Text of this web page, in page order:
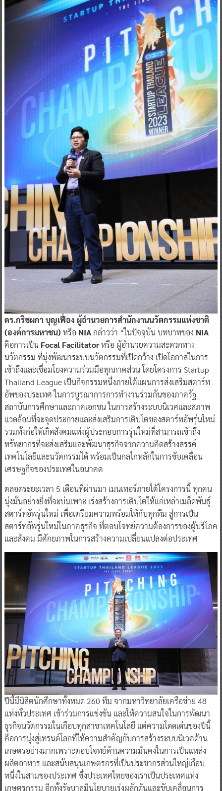
ดร.กริชผกา บุญเฟื่อง ผู้อำนวยการสำนักงานนวัตกรรมแห่งชาติ
(องค์การมหาชน) หรือ NIAกล่าวว่า “ในปัจจุบัน บทบาทของ NIA
คือการเป็น Focal Facilitatorหรือ ผู้อำนวยความสะดวกทาง
นวัตกรรม ที่มุ่งพัฒนาระบบนวัตกรรมที่เปิดกว้าง เปิดโอกาสในการ
เข้าถึงและเชื่อมโยงความร่วมมือทุกภาคส่วน โดยโครงการ Startup
Thailand League เป็นกิจกรรมหนึ่งภายใต้แผนการส่งเสริมสตาร์ท
อัพของประเทศ ในการบูรณาการการทำงานร่วมกันของภาครัฐ
สถาบันการศึกษาและภาคเอกชน ในการสร้างระบบนิเวศและสภาพ
แวดล้อมที่จะจุดประกายและส่งเสริมการเติบโตของสตาร์ทอัพรุ่นใหม่
รวมทั้งก่อให้เกิดสังคมแห่งผู้ประกอบการรุ่นใหม่ที่สามารถเข้าถึง
ทรัพยากรที่จะส่งเสริมและพัฒนาธุรกิจจากความคิดสร้างสรรค์
เทคโนโลยีและนวัตกรรมได้ พร้อมเป็นกลไกหลักในการขับเคลื่อน
เศรษฐกิจของประเทศในอนาคต
ตลอดระยะเวลา 5 เดือนที่ผ่านมา เมนเทอร์ภายใต้โครงการนี้ ทุกคน
มุ่งมั่นอย่างยิ่งที่จะบ่มเพาะ เร่งสร้างการเติบโตให้แก่เหล่าเมล็ดพันธุ์
สตาร์ทอัพรุ่นใหม่ เพื่อเตรียมความพร้อมให้กับทุกทีม สู่การเป็น
สตาร์ทอัพรุ่นใหม่ในภาคธุรกิจ ที่ตอบโจทย์ความต้องการของผู้บริโภค
และสังคม มีศักยภาพในการสร้างความเปลี่ยนแปลงต่อประเทศ
ปีนี้มีนิสิตนักศึกษาทั้งหมด 260 ทีม จากมหาวิทยาลัยเครือข่าย 48
แห่งทั่วประเทศ เข้าร่วมการแข่งขัน และให้ความสนใจในการพัฒนา
ธุรกิจนวัตกรรมในเกือบทุกสาขาเทคโนโลยี แต่ความโดดเด่นของปีนี้
คือการมุ่งสู่เทรนด์โลกที่ให้ความสำคัญกับการสร้างระบบนิเวศด้าน
เกษตรอย่างมากเพราะตอบโจทย์ด้านความมั่นคงในการเป็นแหล่ง
ผลิตอาหาร และสนับสนุนเกษตรกรที่เป็นประชากรส่วนใหญ่เกือบ
หนึ่งในสามของประเทศ ซึ่งประเทศไทยของเราเป็นประเทศแห่ง
เกษตรกรรม อีกทั้งรัฐบาลมีนโยบายเร่งผลักดันและขับเคลื่อนการ